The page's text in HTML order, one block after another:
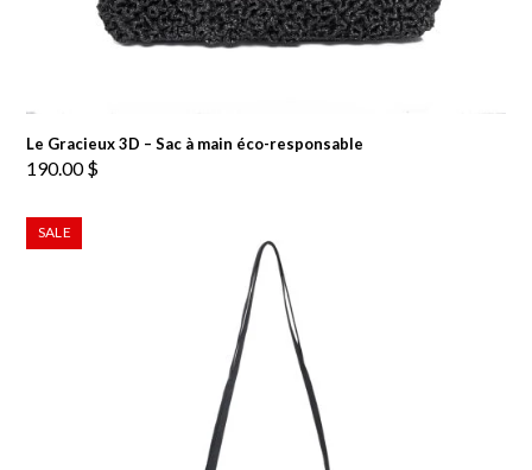
Le Gracieux 3D – Sac à main éco-responsable
190.00$
SALE